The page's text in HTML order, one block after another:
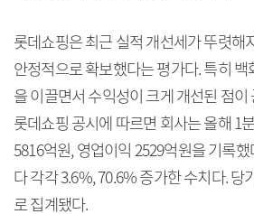
롯데쇼핑은 최근 실적 개선세가 뚜렷해
안정적으로 확보했다는 평가다. 특히
을 이끌면서 수익성이 크게 개선된 점
롯데쇼핑 공시에 따르면 회사는 올해 1
5816억원, 영업이익 2529억원을 기록
다 각각 3.6%, 70.6% 증가한 수치다. 당
로 집계됐다.